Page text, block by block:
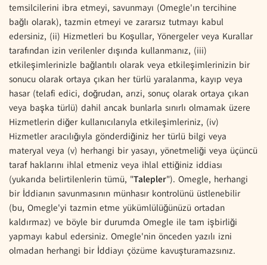
temsilcilerini ibra etmeyi, savunmayı (Omegle'ın tercihine
bağlı olarak), tazmin etmeyi ve zararsız tutmayı kabul
edersiniz, (ii) Hizmetleri bu Koşullar, Yönergeler veya Kurallar
tarafından izin verilenler dışında kullanmanız, (iii)
etkileşimlerinizle bağlantılı olarak veya etkileşimlerinizin bir
sonucu olarak ortaya çıkan her türlü yaralanma, kayıp veya
hasar (telafi edici, doğrudan, arızi, sonuç olarak ortaya çıkan
veya başka türlü) dahil ancak bunlarla sınırlı olmamak üzere
Hizmetlerin diğer kullanıcılarıyla etkileşimleriniz, (iv)
Hizmetler aracılığıyla gönderdiğiniz her türlü bilgi veya
materyal veya (v) herhangi bir yasayı, yönetmeliği veya üçüncü
taraf haklarını ihlal etmeniz veya ihlal ettiğiniz iddiası
(yukarıda belirtilenlerin tümü, "Talepler"). Omegle, herhangi
bir İddianın savunmasının münhasır kontrolünü üstlenebilir
(bu, Omegle'yi tazmin etme yükümlülüğünüzü ortadan
kaldırmaz) ve böyle bir durumda Omegle ile tam işbirliği
yapmayı kabul edersiniz. Omegle'nin önceden yazılı izni
olmadan herhangi bir İddiayı çözüme kavuşturamazsınız.